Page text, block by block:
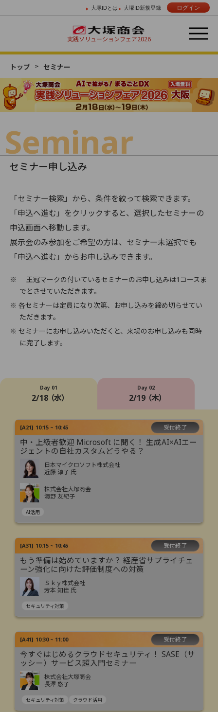
大塚IDとは 大塚ID新規登録 ログイン
実践ソリューションフェア2026
トップ セミナー
Seminar
セミナー申し込み
「セミナー検索」から、条件を絞って検索できます。
「申込へ進む」をクリックすると、選択したセミナーの
申込画面へ移動します。
展示会のみ参加をご希望の方は、セミナー未選択でも
「申込へ進む」からお申し込みできます。
※
王冠マークの付いているセミナーのお申し込みは1コースま
でとさせていただきます。
※ 各セミナーは定員になり次第、お申し込みを締め切らせてい
ただきます。
※ セミナーにお申し込みいただくと、来場のお申し込みも同時
に完了します。
Day 01
2/18 （水）
Day 02
2/19 （木）
Day 01
2/18 （水） 2/19 （木）
[A21] 10:15 ~ 10:45 受付終了
中・上級者歓迎 Microsoft に聞く！ 生成AI×AIエー
ジェントの自社カスタムどうやる？
日本マイクロソフト株式会社
近藤 淳子 氏
株式会社大塚商会
海野 友紀子
AI活用
[A31] 10:15 ~ 10:45 受付終了
もう準備は始めていますか？ 経産省サプライチェ
ーン強化に向けた評価制度への対策
Ｓｋｙ株式会社
芳本 知佳 氏
セキュリティ対策
[A41] 10:30 ~ 11:00 受付終了
今すぐはじめるクラウドセキュリティ！ SASE（サ
ッシー）サービス超入門セミナー
株式会社大塚商会
長澤 悠子
セキュリティ対策 クラウド活用